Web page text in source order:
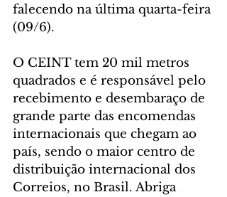
falecendo na última quarta-feira
(09/6).
O CEINT tem 20 mil metros
quadrados e é responsável pelo
recebimento e desembaraço de
grande parte das encomendas
internacionais que chegam ao
país, sendo o maior centro de
distribuição internacional dos
Correios, no Brasil. Abriga